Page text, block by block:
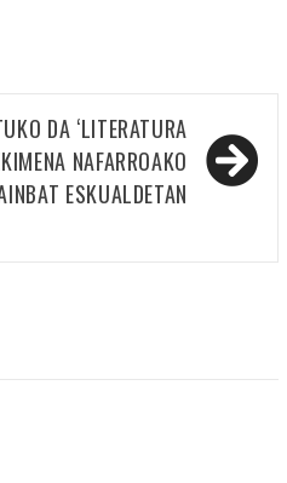
DA ‘LITERATURA
NAFARROAKO
ESKUALDETAN